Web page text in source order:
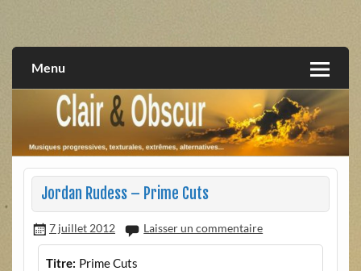
extrêmes, alternatives, texturales
Menu
Jordan Rudess – Prime Cuts
7 juillet 2012 Laisser un commentaire
Titre: Prime Cuts